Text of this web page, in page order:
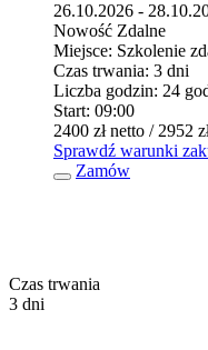
26.10.2026 -
Nowość Zdalne
Miejsce: Szkolenie
Czas trwania: 3 dni
Liczba godzin: 24
Start: 09:00
2400 złnetto / 2952
Sprawdź warunki
Zamów
Czas trwania
3 dni